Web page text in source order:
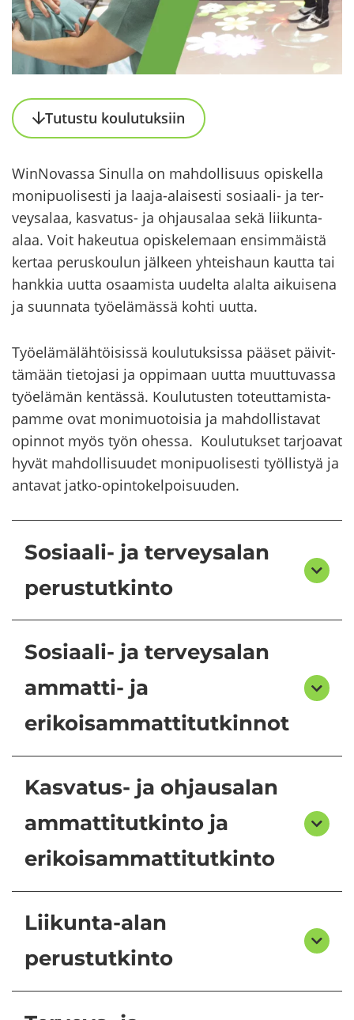
Tu­tus­tu kou­lu­tuk­siin
WinNovassa Si­nul­la on mah­dol­li­suus opis­kel­la
mo­ni­puo­li­ses­ti ja laaja-​alaisesti sosiaali-​ ja ter­
vey­sa­laa, kasvatus-​ ja oh­jausa­laa sekä liikunta-​
alaa. Voit ha­keu­tua opis­ke­le­maan en­sim­mäis­tä
ker­taa pe­rus­kou­lun jäl­keen yh­teis­haun kaut­ta tai
hank­kia uutta osaa­mis­ta uu­del­ta alal­ta ai­kui­se­na
ja suun­na­ta työ­elä­mäs­sä kohti uutta.
Työ­elä­mä­läh­töi­sis­sä kou­lu­tuk­sis­sa pää­set päi­vit­
tä­mään tie­to­ja­si ja op­pi­maan uutta muut­tu­vas­sa
työ­elä­män ken­täs­sä. Kou­lu­tus­ten to­teut­ta­mis­ta­
pam­me ovat mo­ni­muo­toi­sia ja mah­dol­lis­ta­vat
opin­not myös työn ohes­sa. Kou­lu­tuk­set tar­joa­vat
hyvät mah­dol­li­suu­det mo­ni­puo­li­ses­ti työl­lis­tyä ja
an­ta­vat jatko-​opintokelpoisuuden.
Sosiaali- ja terveysalan
perustutkinto
Sosiaali- ja terveysalan
ammatti- ja
erikoisammattitutkinnot
Kasvatus- ja ohjausalan
ammattitutkinto ja
erikoisammattitutkinto
Liikunta-alan
perustutkinto